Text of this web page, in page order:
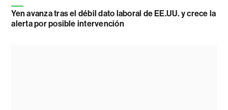
Yen avanza tras el débil dato laboral de EE.UU. y crece la
alerta por posible intervención